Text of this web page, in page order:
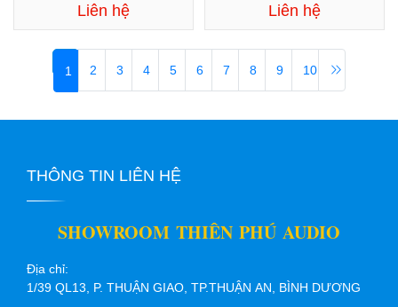
Liên hệ Liên hệ
1 2 3 4 5 6 7 8 9 10
THÔNG TIN LIÊN HỆ
SHOWROOM THIÊN PHÚ AUDIO
Địa chỉ:
1/39 QL13, P. THUẬN GIAO, TP.THUẬN AN, BÌNH DƯƠNG